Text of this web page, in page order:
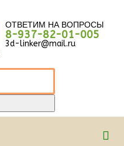
ОТВЕТИМ НА ВОПРОСЫ
8-937-82-01-005
3d-linker@mail.ru